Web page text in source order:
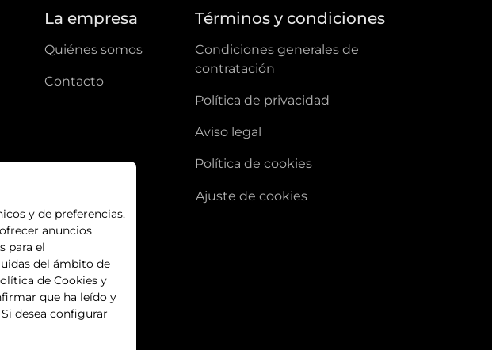
La empresa
quiénes somos
contacto
Términos y condiciones
condiciones generales de
contratación
política de privacidad
aviso legal
política de cookies
ajuste de cookies
y de preferencias,
anuncios
para el
del ámbito de
de Cookies y
que ha leído y
desea configurar